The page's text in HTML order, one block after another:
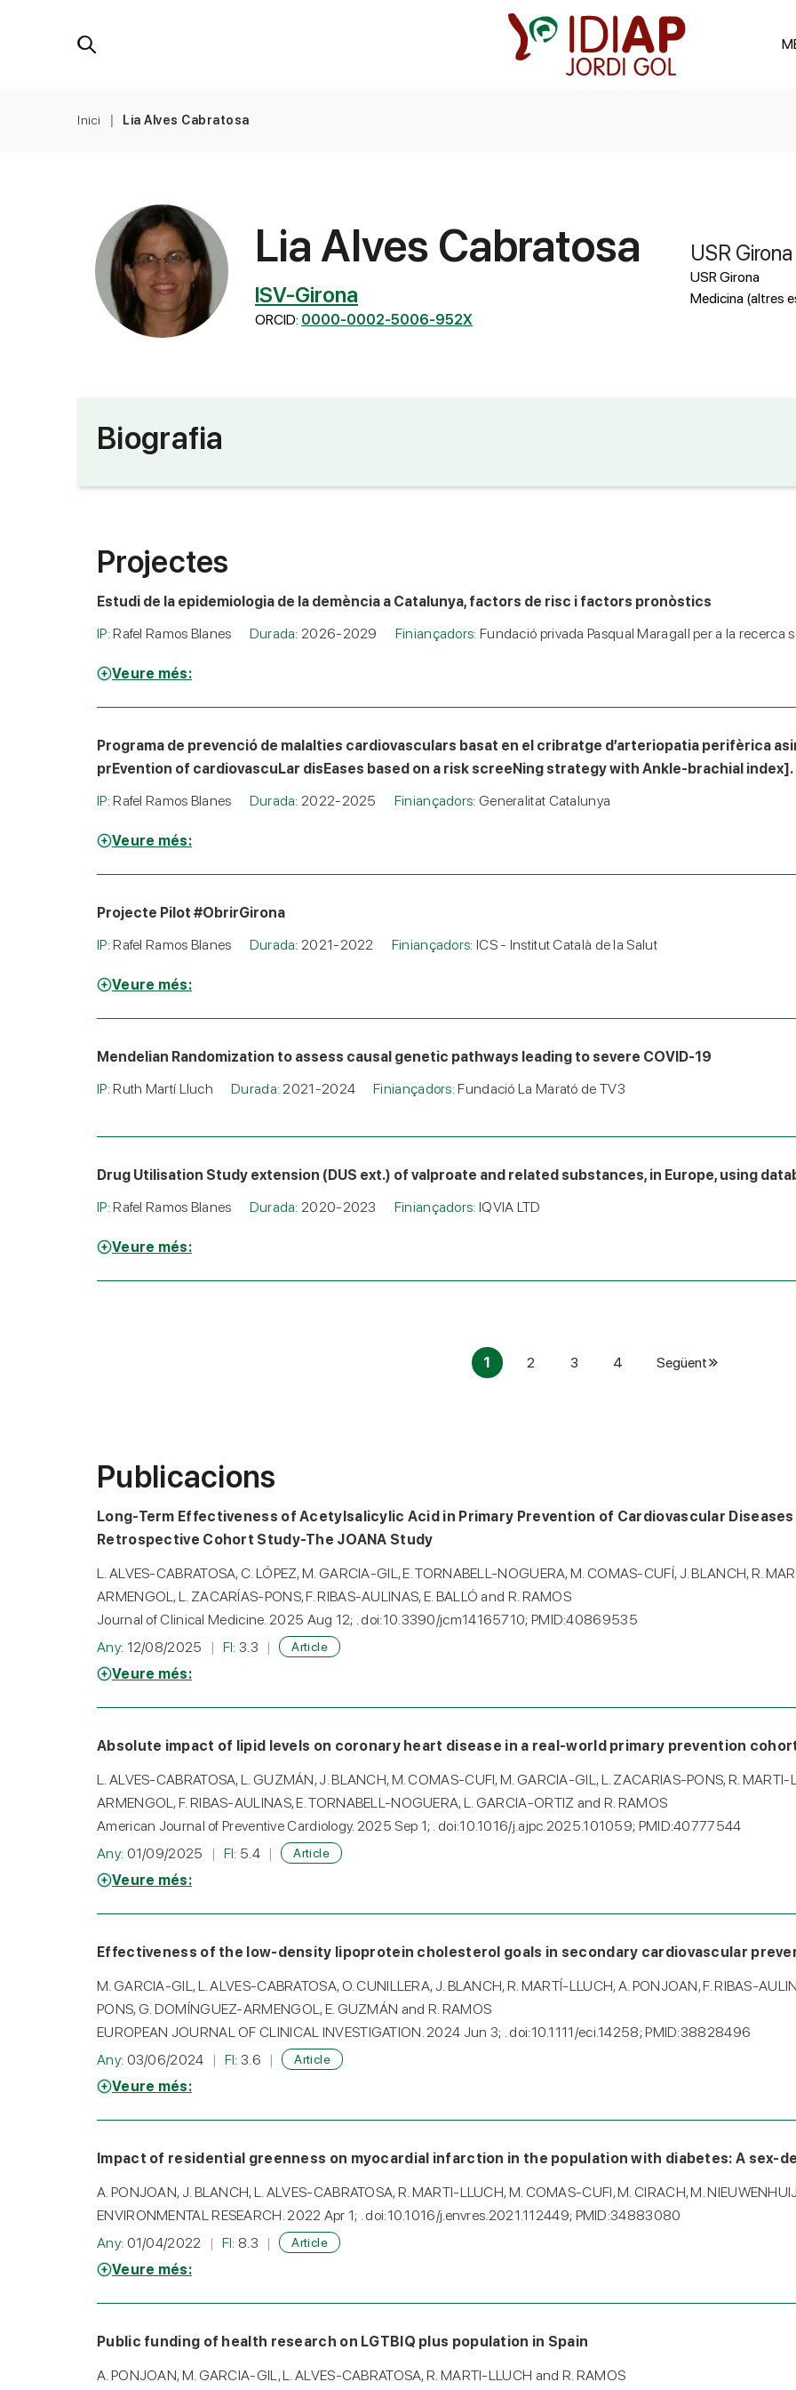
Inici Lia Alves Cabratosa
Lia Alves Cabratosa
ISV-Girona
ORCID: 0000-0002-5006-952X
USR Girona
USR Girona
Medicina (altres
Biografia
Projectes
Estudi de la epidemiologia de la demència a Catalunya, factors de risc i factors pronòstics
IP:Rafel Ramos Blanes Durada: 2026-2029 Finiançadors: Fundació privada Pasqual Maragall per a la recerca
Veure més:
Programa de prevenció de malalties cardiovasculars basat en el cribratge d’arteriopatia perifèrica
prEvention of cardiovascuLar disEases based on a risk screeNing strategy with Ankle-brachial index].
IP:Rafel Ramos Blanes Durada: 2022-2025 Finiançadors: Generalitat Catalunya
Veure més:
Projecte Pilot #ObrirGirona
IP:Rafel Ramos Blanes Durada: 2021-2022 Finiançadors: ICS - Institut Català de la Salut
Veure més:
Mendelian Randomization to assess causal genetic pathways leading to severe COVID-19
IP:Ruth Martí Lluch Durada: 2021-2024 Finiançadors:Fundació La Marató de TV3
Drug Utilisation Study extension (DUS ext.) of valproate and related substances, in Europe, using
IP:Rafel Ramos Blanes Durada: 2020-2023 Finiançadors: IQVIA LTD
Veure més:
1 2 3 4 Següent
Publicacions
Long-Term Effectiveness of Acetylsalicylic Acid in Primary Prevention of Cardiovascular
Retrospective Cohort Study-The JOANA Study
L. ALVES-CABRATOSA, C. LÓPEZ, M. GARCIA-GIL, E. TORNABELL-NOGUERA, M. COMAS-CUFÍ, J. BLANCH, R.
ARMENGOL, L. ZACARÍAS-PONS, F. RIBAS-AULINAS, E. BALLÓ and R. RAMOS
Journal of Clinical Medicine. 2025 Aug 12; . doi:10.3390/jcm14165710; PMID:40869535
Any: 12/08/2025 FI:3.3 Article
Veure més:
Absolute impact of lipid levels on coronary heart disease in a real-world primary prevention
L. ALVES-CABRATOSA, L. GUZMÁN, J. BLANCH, M. COMAS-CUFI, M. GARCIA-GIL, L. ZACARIAS-PONS, R.
ARMENGOL, F. RIBAS-AULINAS, E. TORNABELL-NOGUERA, L. GARCIA-ORTIZ and R. RAMOS
American Journal of Preventive Cardiology. 2025 Sep 1; . doi:10.1016/j.ajpc.2025.101059; PMID:40777544
Any: 01/09/2025 FI: 5.4 Article
Veure més:
Effectiveness of the low-density lipoprotein cholesterol goals in secondary cardiovascular
M. GARCIA-GIL, L. ALVES-CABRATOSA, O. CUNILLERA, J. BLANCH, R. MARTÍ-LLUCH, A. PONJOAN, F. RIBAS-
PONS, G. DOMÍNGUEZ-ARMENGOL, E. GUZMÁN and R. RAMOS
EUROPEAN JOURNAL OF CLINICAL INVESTIGATION. 2024 Jun 3; . doi:10.1111/eci.14258; PMID:38828496
Any: 03/06/2024 FI:3.6 Article
Veure més:
Impact of residential greenness on myocardial infarction in the population with diabetes: A sex-
A. PONJOAN, J. BLANCH, L. ALVES-CABRATOSA, R. MARTI-LLUCH, M. COMAS-CUFI, M. CIRACH, M.
ENVIRONMENTAL RESEARCH. 2022 Apr 1; . doi:10.1016/j.envres.2021.112449; PMID:34883080
Any: 01/04/2022 FI: 8.3 Article
Veure més:
Public funding of health research on LGTBIQ plus population in Spain
A. PONJOAN, M. GARCIA-GIL, L. ALVES-CABRATOSA, R. MARTI-LLUCH and R. RAMOS